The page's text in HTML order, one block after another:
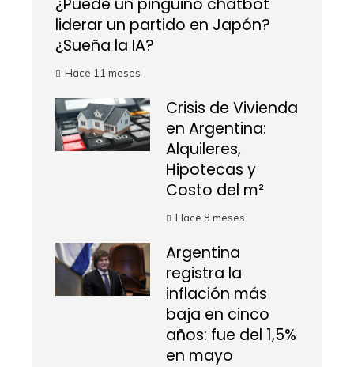
liderar un partido en Japón?
¿Sueña la IA?
Hace 11 meses
Crisis de Vivienda
en Argentina:
Alquileres,
Hipotecas y
Costo del m²
Hace 8 meses
Argentina
registra la
inflación más
baja en cinco
años: fue del 1,5%
en mayo